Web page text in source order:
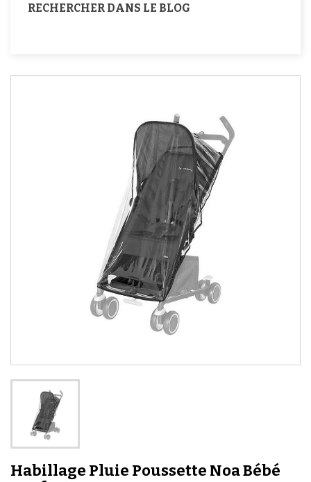
RECHERCHER DANS LE BLOG
Habillage Pluie Poussette Noa Bébé